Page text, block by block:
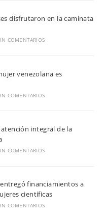
disfrutaron en la caminata
COMENTARIOS
venezolana es
COMENTARIOS
integral de la
COMENTARIOS
financiamientos a
científicas
COMENTARIOS